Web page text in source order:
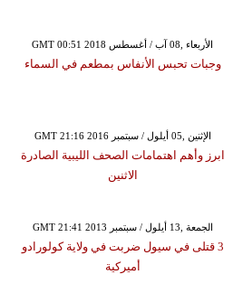
GMT 00:51 2018 الأربعاء ,08 آب / أغسطس
وجبات تحبس الأنفاس بمطعم في السماء
GMT 21:16 2016 الإثنين ,05 أيلول / سبتمبر
ابرز وأهم اهتمامات الصحف الليبية الصادرة
الاثنين
GMT 21:41 2013 الجمعة ,13 أيلول / سبتمبر
3 قتلى في سيول ضربت في ولاية كولورادو
أميركية